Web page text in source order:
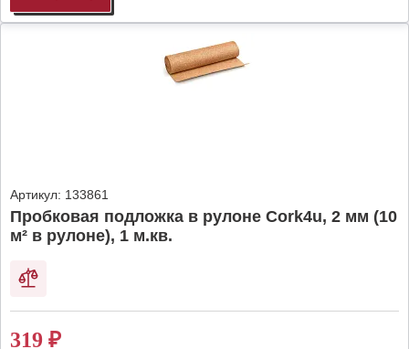
Артикул: 133861
Пробковая подложка в рулоне Cork4u, 2 мм (10
м² в рулоне), 1 м.кв.
319 ₽